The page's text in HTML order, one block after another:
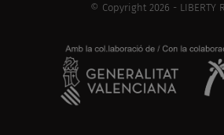
© Copyright 2026 - LIBERTY